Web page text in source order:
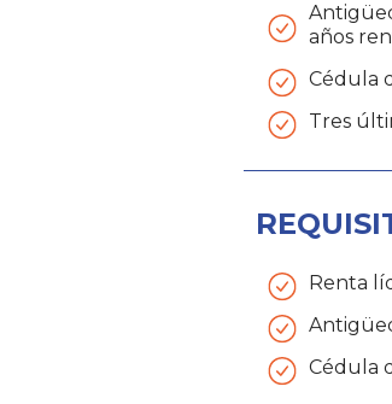
años
Cédula
Tres
Renta
Cédula